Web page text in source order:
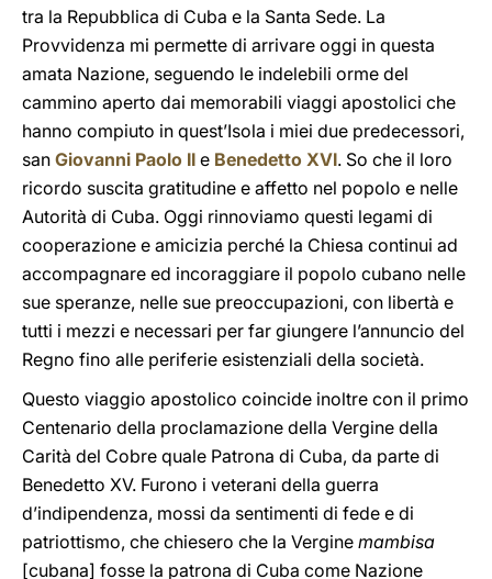
tra la Repubblica di Cuba e la Santa Sede. La
Provvidenza mi permette di arrivare oggi in questa
amata Nazione, seguendo le indelebili orme del
cammino aperto dai memorabili viaggi apostolici che
hanno compiuto in quest’Isola i miei due predecessori,
san Giovanni Paolo II e Benedetto XVI. So che il loro
ricordo suscita gratitudine e affetto nel popolo e nelle
Autorità di Cuba. Oggi rinnoviamo questi legami di
cooperazione e amicizia perché la Chiesa continui ad
accompagnare ed incoraggiare il popolo cubano nelle
sue speranze, nelle sue preoccupazioni, con libertà e
tutti i mezzi e necessari per far giungere l’annuncio del
Regno fino alle periferie esistenziali della società.
Questo viaggio apostolico coincide inoltre con il primo
Centenario della proclamazione della Vergine della
Carità del Cobre quale Patrona di Cuba, da parte di
Benedetto XV. Furono i veterani della guerra
d’indipendenza, mossi da sentimenti di fede e di
patriottismo, che chiesero che la Vergine mambisa
[cubana] fosse la patrona di Cuba come Nazione